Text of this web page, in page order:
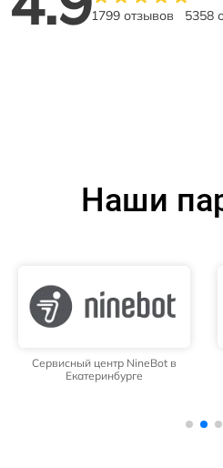
1799 отзывов 5358
Наши
Сервисный центр NineBot в
Екатеринбурге